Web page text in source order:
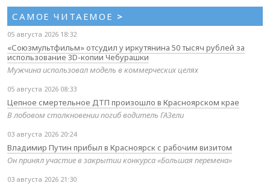
САМОЕ ЧИТАЕМОЕ >
05 августа 2026 18:32
«Союзмультфильм» отсудил у иркутянина 50 тысяч рублей за
использование 3D-копии Чебурашки
Мужчина использовал модель в коммерческих целях
05 августа 2026 08:33
Цепное смертельное ДТП произошло в Красноярском крае
В лобовом столкновении погиб водитель ГАЗели
03 августа 2026 20:24
Владимир Путин прибыл в Красноярск с рабочим визитом
Он принял участие в закрытии конкурса «Большая перемена»
03 августа 2026 21:30